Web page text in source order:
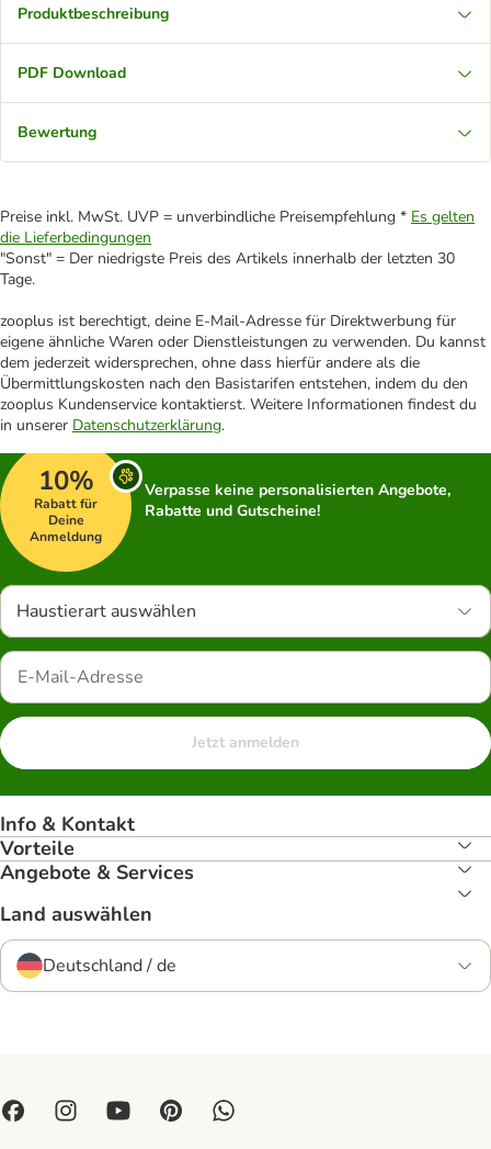
Produktbeschreibung
PDF Download
Bewertung
Preise inkl. MwSt. UVP = unverbindliche Preisempfehlung * Es gelten
die Lieferbedingungen
"Sonst" = Der niedrigste Preis des Artikels innerhalb der letzten 30
Tage.
zooplus ist berechtigt, deine E-Mail-Adresse für Direktwerbung für
eigene ähnliche Waren oder Dienstleistungen zu verwenden. Du kannst
dem jederzeit widersprechen, ohne dass hierfür andere als die
Übermittlungskosten nach den Basistarifen entstehen, indem du den
zooplus Kundenservice kontaktierst. Weitere Informationen findest du
in unserer Datenschutzerklärung.
10%
Rabatt für
Deine
Anmeldung
Verpasse keine personalisierten Angebote,
Rabatte und Gutscheine!
Haustierart auswählen
Jetzt anmelden
Info & Kontakt
Vorteile
Angebote & Services
Land auswählen
Deutschland / de